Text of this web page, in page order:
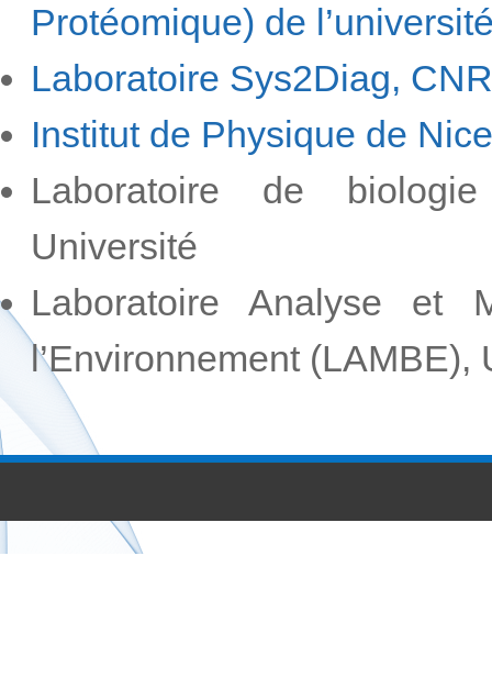
Protéomique) de
Laboratoire Sys2Diag,
Institut de Physique de
Laboratoire de
Université
Laboratoire Analyse et
l’Environnement (LAMBE),